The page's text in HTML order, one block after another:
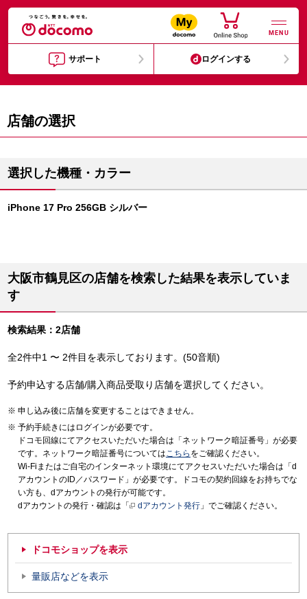
MENU
サポート ログインする
店舗の選択
選択した機種・カラー
iPhone 17 Pro 256GB シルバー
大阪市鶴見区の店舗を検索した結果を表示していま
す
検索結果：2店舗
全2件中1 〜 2件目を表示しております。(50音順)
予約申込する店舗/購入商品受取り店舗を選択してください。
申し込み後に店舗を変更することはできません。
予約手続きにはログインが必要です。
ドコモ回線にてアクセスいただいた場合は「ネットワーク暗証番号」が必要
です。ネットワーク暗証番号についてはこちら をご確認ください。
Wi-Fiまたはご自宅のインターネット環境にてアクセスいただいた場合は「d
アカウントのID／パスワード」が必要です。ドコモの契約回線をお持ちでな
い方も、dアカウントの発行が可能です。
dアカウントの発行・確認は「
dアカウント発行 」でご確認ください。
ドコモショップを表示
量販店などを表示